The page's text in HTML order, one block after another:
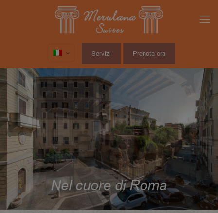
Servizi Prenota ora
Nel cuore di Roma